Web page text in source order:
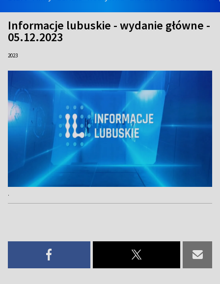
Informacje lubuskie - wydanie główne -
05.12.2023
2023
.